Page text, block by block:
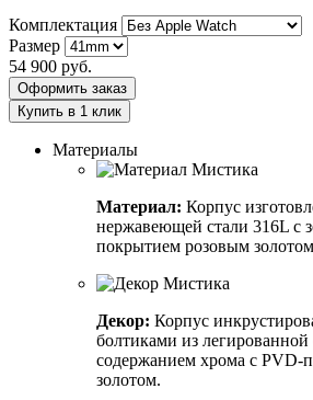
Комплектация
Размер
54 900 руб.
Оформить заказ
Купить в 1 клик
Материалы
Материал: Корпус
нержавеющей стали 316L с
покрытием розовым
Декор: Корпус
болтиками из
содержанием хрома с PVD-
золотом.